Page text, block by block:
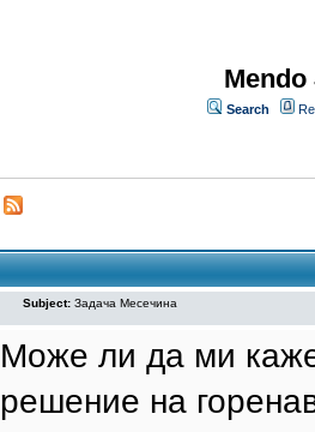
Search
Subject: Задача Месечина
Може ли да ми
решение на